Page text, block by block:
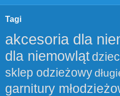
Tagi
akcesoria dla
dla niemowląt
sklep odzieżowy
garnitury